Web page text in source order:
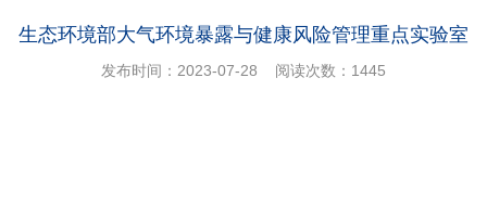
生态环境部大气环境暴露与健康风险管理重点实验室
发布时间：2023-07-28 阅读次数： 1445